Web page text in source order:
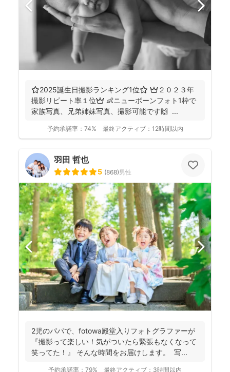
⭐️2025誕生日撮影ランキング1位⭐️ 👑２０２３年
撮影リピート率１位👑 👶ニューボーンフォト1枠で
家族写真、兄弟姉妹写真、撮影可能です🙌 ...
予約承諾率： 74% 最終アクティブ： 12時間以内
羽田 哲也
5 (868)男性
2児のパパで、fotowa殿堂入りフォトグラファーが
『撮影って楽しい！気がついたら緊張もなくなって
笑ってた！』 そんな時間をお届けします。 写...
予約承諾率： 79% 最終アクティブ： 3時間以内